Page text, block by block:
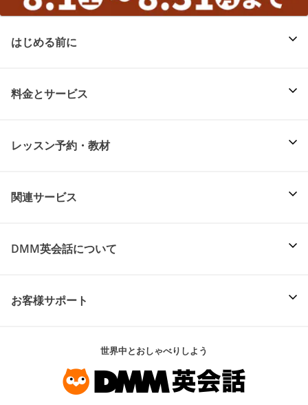
はじめる前に
料金とサービス
レッスン予約・教材
関連サービス
DMM英会話について
お客様サポート
世界中とおしゃべりしよう